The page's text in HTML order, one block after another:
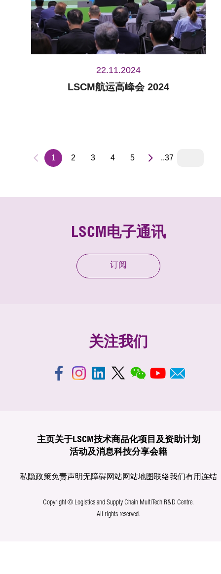
22.11.2024
LSCM航运高峰会 2024
1 2 3 4 5 ..37
LSCM电子通讯
订阅
关注我们
主页关于LSCM技术商品化项目及资助计划
活动及消息科技分享会籍
私隐政策免责声明无障碍网站网站地图联络我们有用连结
Copyright © Logistics and Supply Chain MultiTech R&D Centre.
All rights reserved.